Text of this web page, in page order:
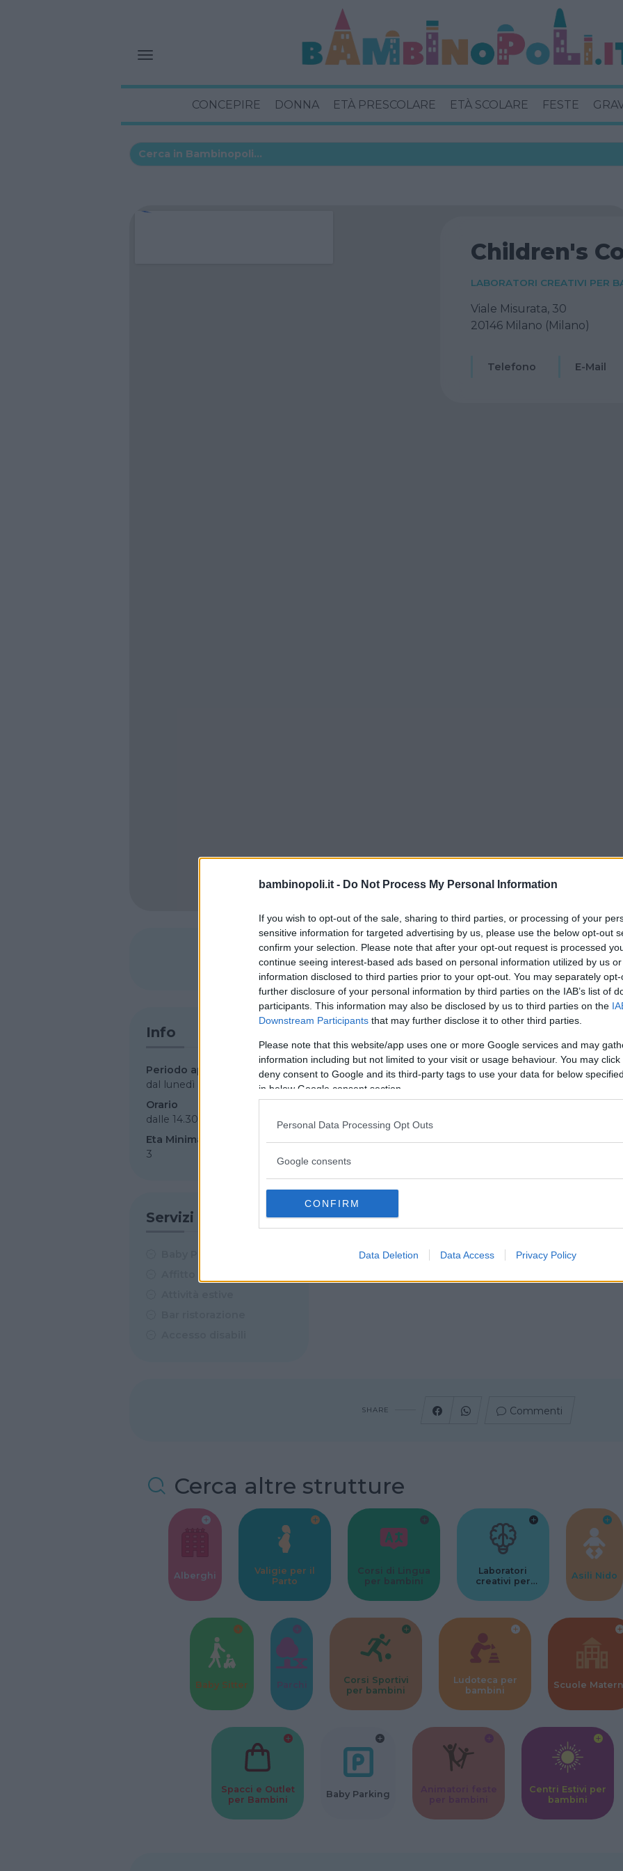
bambinopoli.it - Do Not Process My Personal Information
If you wish to opt-out of the sale, sharing to third parties, or processing of your
sensitive information for targeted advertising by us, please use the below opt-out
confirm your selection. Please note that after your opt-out request is processed
continue seeing interest-based ads based on personal information utilized by us
information disclosed to third parties prior to your opt-out. You may separately
further disclosure of your personal information by third parties on the IAB’s list of
participants. This information may also be disclosed by us to third parties on the
Downstream Participants that may further disclose it to other third parties.
Please note that this website/app uses one or more Google services and may
information including but not limited to your visit or usage behaviour. You may
deny consent to Google and its third-party tags to use your data for below
in below Google consent section.
Personal Data Processing Opt Outs
Google consents
CONFIRM
Data Deletion Data Access Privacy Policy
CONCEPIRE DONNA ETÀ PRESCOLARE ETÀ SCOLARE FESTE
Children's
LABORATORI CREATIVI PER
Viale Misurata, 30
20146 Milano (Milano)
Telefono E-Mail
SHARE Commenti
Info
Periodo apertura
dal lunedì al venerdì
Orario
dalle 14.30
Eta Minima
3
Servizi
Attività Musica
Corsi di musica, tastiera, pianoforte e chitarra a
partire dai 3 anni seguendo ilmetodo
Yamaha.
disposizione nell’aula.
SHARE Commenti
Cerca altre strutture
Alberghi
Valigie per il
Parto
Corsi di Lingua
per bambini
Laboratori
creativi per
Asili Nido
Baby Sitter Parchi
Corsi Sportivi
per bambini
Ludoteca per
bambini
Scuole
Spacci e Outlet
per Bambini
Baby Parking
Centri Estivi per
bambini